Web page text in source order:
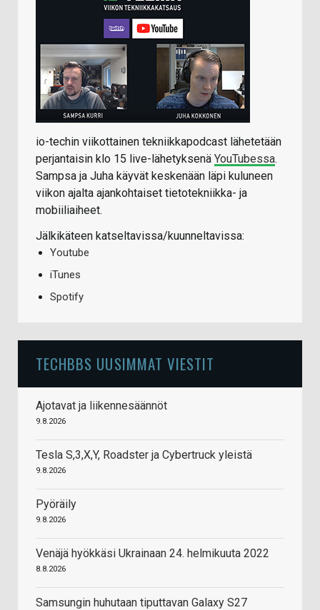
io-techin viikottainen tekniikkapodcast lähetetään
perjantaisin klo 15 live-lähetyksenä YouTubessa.
Sampsa ja Juha käyvät keskenään läpi kuluneen
viikon ajalta ajankohtaiset tietotekniikka- ja
mobiiliaiheet.
Jälkikäteen katseltavissa/kuunneltavissa:
Youtube
iTunes
Spotify
TECHBBS UUSIMMAT VIESTIT
Ajotavat ja liikennesäännöt
9.8.2026
Tesla S,3,X,Y, Roadster ja Cybertruck yleistä
9.8.2026
Pyöräily
9.8.2026
Venäjä hyökkäsi Ukrainaan 24. helmikuuta 2022
8.8.2026
Samsungin huhutaan tiputtavan Galaxy S27